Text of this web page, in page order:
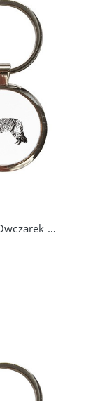
Brelok do kluczy z frędzlami Biały Owczarek Szwajcarski